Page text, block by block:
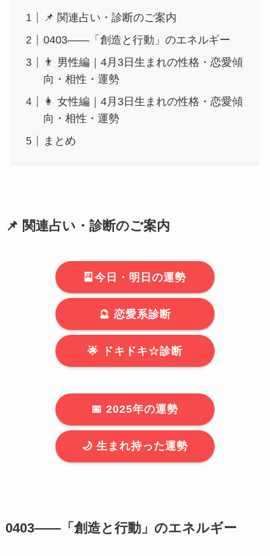
📌 関連占い・診断のご案内
0403――「創造と行動」のエネルギー
👨 男性編｜4月3日生まれの性格・恋愛傾
向・相性・運勢
👩 女性編｜4月3日生まれの性格・恋愛傾
向・相性・運勢
まとめ
📌 関連占い・診断のご案内
🎴今日・明日の運勢
🔮 恋愛系診断
🌟 ドキドキ☆診断
📅 2025年の運勢
🌙 生まれ持った運勢
0403――「創造と行動」のエネルギー